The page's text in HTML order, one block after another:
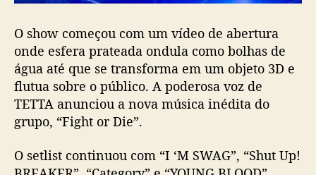
G
O show começou com um vídeo de abertura
onde esfera prateada ondula como bolhas de
água até que se transforma em um objeto 3D e
flutua sobre o público. A poderosa voz de
TETTA anunciou a nova música inédita do
grupo, “Fight or Die”.
O setlist continuou com “I ‘M SWAG”, “Shut Up!